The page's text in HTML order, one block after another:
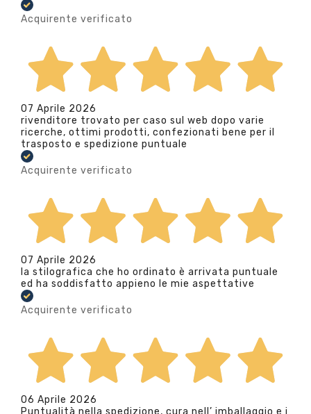
Acquirente verificato
07 Aprile 2026
rivenditore trovato per caso sul web dopo varie
ricerche, ottimi prodotti, confezionati bene per il
trasposto e spedizione puntuale
Acquirente verificato
07 Aprile 2026
la stilografica che ho ordinato è arrivata puntuale
ed ha soddisfatto appieno le mie aspettative
Acquirente verificato
06 Aprile 2026
Puntualità nella spedizione, cura nell’ imballaggio e i